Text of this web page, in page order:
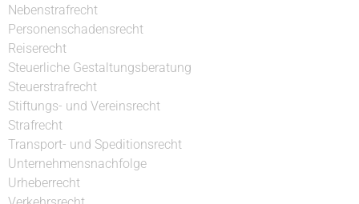
Nebenstrafrecht
Personenschadensrecht
Reiserecht
Steuerliche Gestaltungsberatung
Steuerstrafrecht
Stiftungs- und Vereinsrecht
Strafrecht
Transport- und Speditionsrecht
Unternehmensnachfolge
Urheberrecht